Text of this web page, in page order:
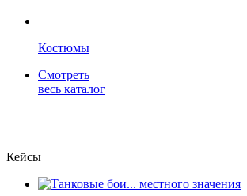
Костюмы
Смотреть
весь каталог
Кейсы